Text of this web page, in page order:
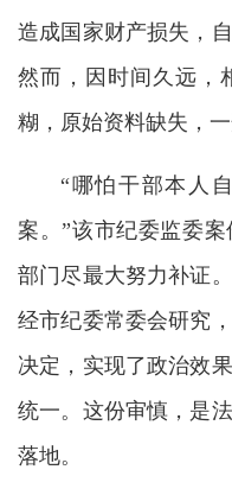
造成国家财产损失，
然而，因时间久远，
糊，原始资料缺失，
“哪怕干部本人
案。”该市纪委监委
部门尽最大努力补证
经市纪委常委会研究
决定，实现了政治效
统一。这份审慎，是
落地。